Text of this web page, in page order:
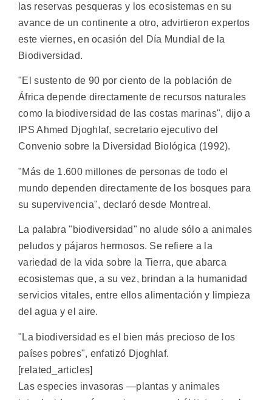
las reservas pesqueras y los ecosistemas en su
avance de un continente a otro, advirtieron expertos
este viernes, en ocasión del Día Mundial de la
Biodiversidad.
"El sustento de 90 por ciento de la población de
África depende directamente de recursos naturales
como la biodiversidad de las costas marinas", dijo a
IPS Ahmed Djoghlaf, secretario ejecutivo del
Convenio sobre la Diversidad Biológica (1992).
"Más de 1.600 millones de personas de todo el
mundo dependen directamente de los bosques para
su supervivencia", declaró desde Montreal.
La palabra "biodiversidad" no alude sólo a animales
peludos y pájaros hermosos. Se refiere a la
variedad de la vida sobre la Tierra, que abarca
ecosistemas que, a su vez, brindan a la humanidad
servicios vitales, entre ellos alimentación y limpieza
del agua y el aire.
"La biodiversidad es el bien más precioso de los
países pobres", enfatizó Djoghlaf.
[related_articles]
Las especies invasoras —plantas y animales